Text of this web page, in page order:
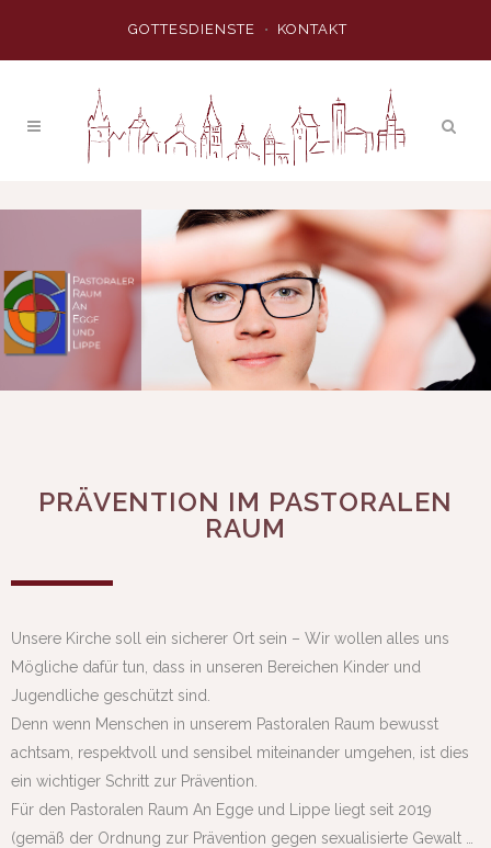
GOTTESDIENSTE KONTAKT
PRÄVENTION IM PASTORALEN
RAUM
Unsere Kirche soll ein sicherer Ort sein – Wir wollen alles uns
Mögliche dafür tun, dass in unseren Bereichen Kinder und
Jugendliche geschützt sind.
Denn wenn Menschen in unserem Pastoralen Raum bewusst
achtsam, respektvoll und sensibel miteinander umgehen, ist dies
ein wichtiger Schritt zur Prävention.
Für den Pastoralen Raum An Egge und Lippe liegt seit 2019
(gemäß der Ordnung zur Prävention gegen sexualisierte Gewalt …